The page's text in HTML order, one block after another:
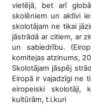
vietējā, bet arī
skolēniem un aktīvi
skolotājam ne tikai
jāstrādā ar citiem, ar
un sabiedrību.
komitejas atzinums,
Skolotājam jāspēj
Eiropā ir vajadzīgi ne
eiropeiski skolotāji,
kultūrām, t.i.kuri